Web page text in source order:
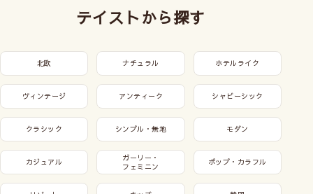
テイストから探す
北欧 ナチュラル ホテルライク
ヴィンテージ アンティーク シャビーシック
クラシック シンプル・無地 モダン
カジュアル
ガーリー・
フェミニン
ポップ・カラフル